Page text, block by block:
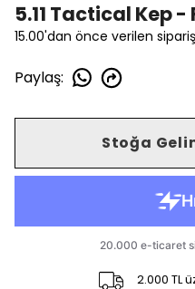
5.11 Tactical Kep
15.00'dan önce verilen
Paylaş:
Stoğa
2.000 TL